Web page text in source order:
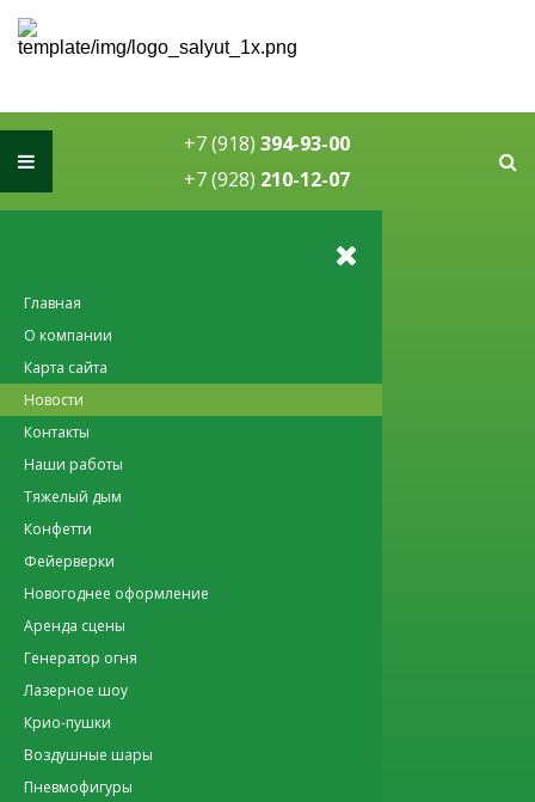
+7 (918) 394-93-00
+7 (928) 210-12-07
Главная
О компании
Карта сайта
Новости
Контакты
Наши работы
Тяжелый дым
Конфетти
Фейерверки
Новогоднее оформление
Аренда сцены
Генератор огня
Лазерное шоу
Крио-пушки
Воздушные шары
Пневмофигуры